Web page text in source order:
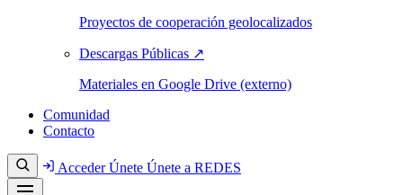
Proyectos de cooperación geolocalizados
Descargas Públicas ↗
Materiales en Google Drive (externo)
Comunidad
Contacto
AccederÚnete Únete a REDES